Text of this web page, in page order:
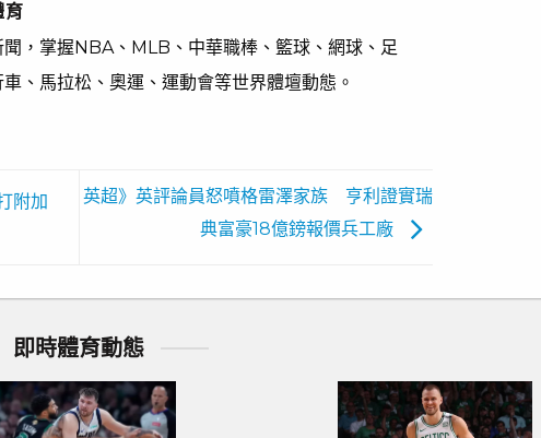
，掌握NBA、MLB、中華職棒、籃球、網球、足
、馬拉松、奧運、運動會等世界體壇動態。
附加
英超》英評論員怒噴格雷澤家族 亨利證實瑞
典富豪18億鎊報價兵工廠
即時體育動態